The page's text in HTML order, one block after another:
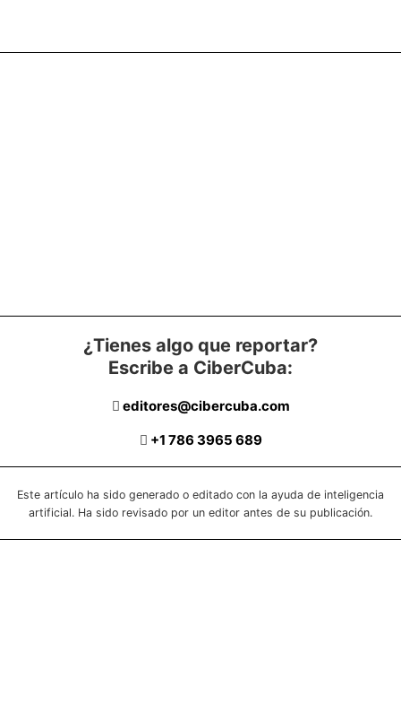
¿Tienes algo que reportar?
Escribe a CiberCuba:
editores@cibercuba.com
+1 786 3965 689
Este artículo ha sido generado o editado con la ayuda de inteligencia
artificial. Ha sido revisado por un editor antes de su publicación.